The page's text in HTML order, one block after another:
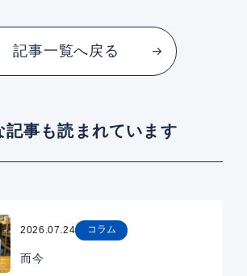
記事一覧へ戻る
記事も読まれています
2026.07.24 コラム
而今